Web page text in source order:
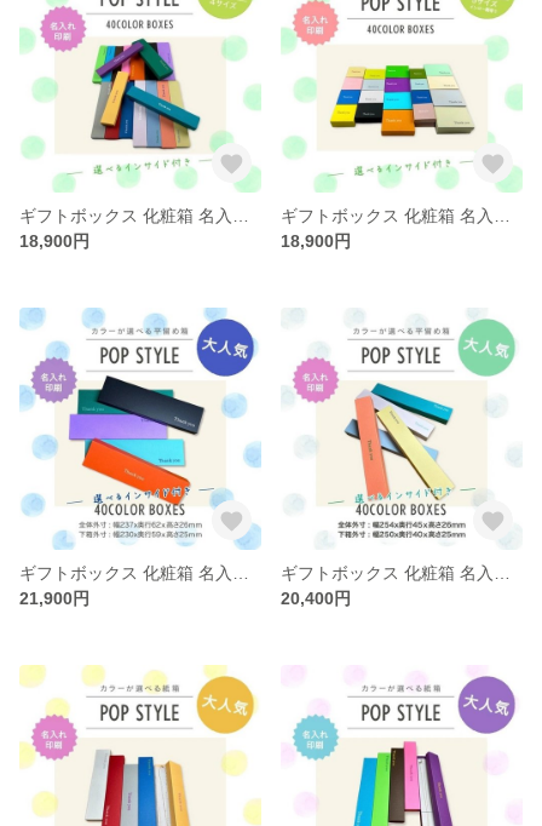
18,900円
18,900円
21,900円
20,400円